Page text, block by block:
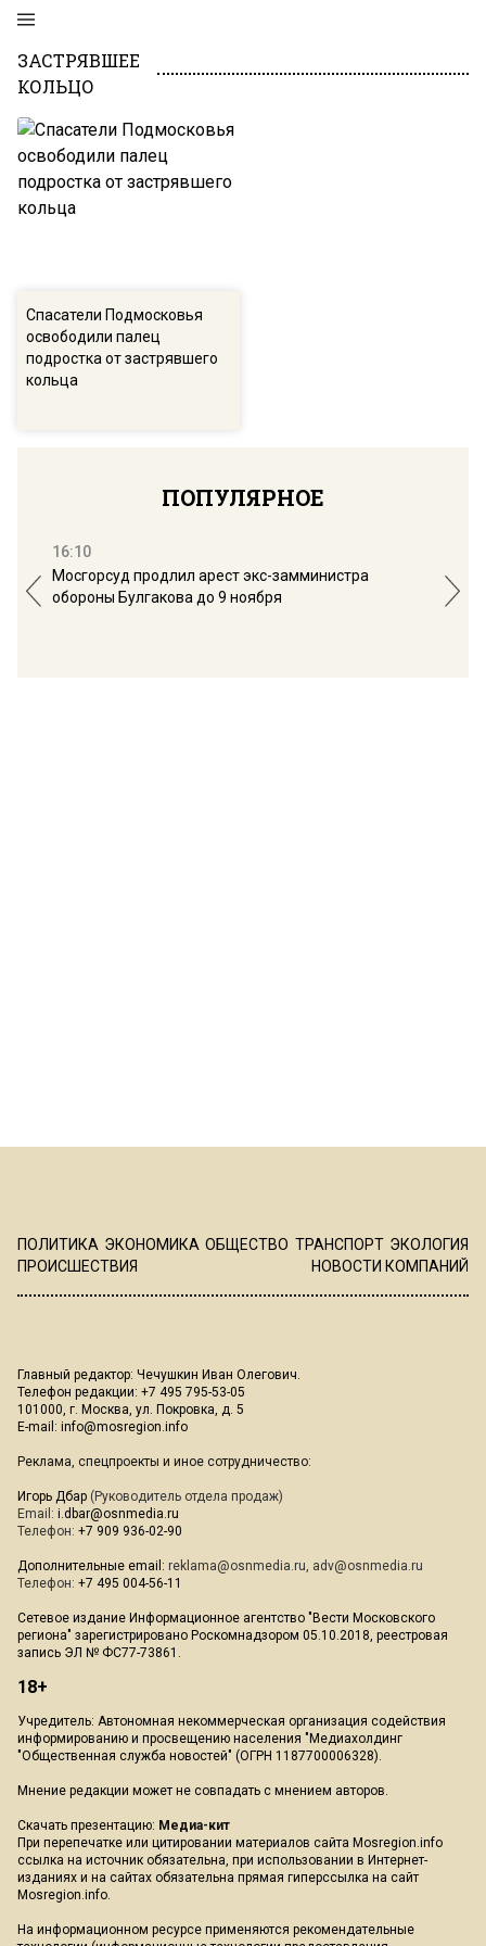
ЗАСТРЯВШЕЕ
КОЛЬЦО
Спасатели Подмосковья
освободили палец
подростка от застрявшего
кольца
ПОПУЛЯРНОЕ
16:10
Мосгорсуд продлил арест экс-замминистра
обороны Булгакова до 9 ноября
ПОЛИТИКА ЭКОНОМИКА ОБЩЕСТВО ТРАНСПОРТ ЭКОЛОГИЯ
ПРОИСШЕСТВИЯ
НОВОСТИ КОМПАНИЙ
Главный редактор: Чечушкин Иван Олегович.
Телефон редакции: +7 495 795-53-05
101000, г. Москва, ул. Покровка, д. 5
E-mail: info@mosregion.info
Реклама, спецпроекты и иное сотрудничество:
Игорь Дбар (Руководитель отдела продаж)
Email: i.dbar@osnmedia.ru
Телефон: +7 909 936-02-90
Дополнительные email: reklama@osnmedia.ru, adv@osnmedia.ru
Телефон: +7 495 004-56-11
Сетевое издание Информационное агентство "Вести Московского
региона" зарегистрировано Роскомнадзором 05.10.2018, реестровая
запись ЭЛ № ФС77-73861.
18+
Учредитель: Автономная некоммерческая организация содействия
информированию и просвещению населения "Медиахолдинг
"Общественная служба новостей" (ОГРН 1187700006328).
Мнение редакции может не совпадать с мнением авторов.
Скачать презентацию: Медиа-кит
При перепечатке или цитировании материалов сайта Mosregion.info
ссылка на источник обязательна, при использовании в Интернет-
изданиях и на сайтах обязательна прямая гиперссылка на сайт
Mosregion.info.
На информационном ресурсе применяются рекомендательные